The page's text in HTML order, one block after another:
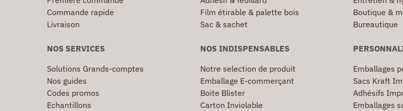
Commande rapide
Livraison
Film étirable & palette bois
Sac & sachet
Boutique &
Bureautique
NOS SERVICES
Solutions Grands-comptes
Nos guides
Codes promos
Echantillons
NOS INDISPENSABLES
Notre selection de produit
Emballage E-commerçant
Boite Blister
Carton Inviolable
Emballages
Sacs Kraft
Adhésifs
Emballages